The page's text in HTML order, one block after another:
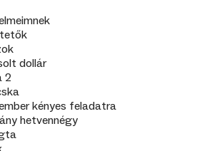
dollár
2
kényes feladatra
hetvennégy